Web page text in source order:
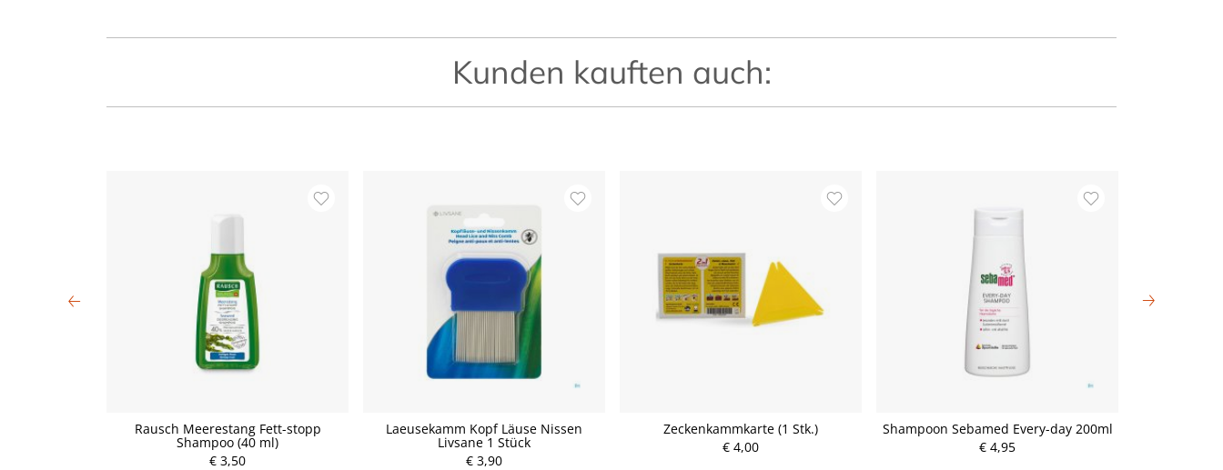
Kunden kauften auch:
Rausch Meerestang Fett-stopp
Shampoo (40 ml)
€ 3,50
Laeusekamm Kopf Läuse Nissen
Livsane 1 Stück
€ 3,90
Zeckenkammkarte (1 Stk.)
€ 4,00
Shampoon Sebamed Every-day 200ml
€ 4,95
P
P
P